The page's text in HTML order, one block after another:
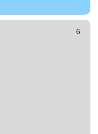
6